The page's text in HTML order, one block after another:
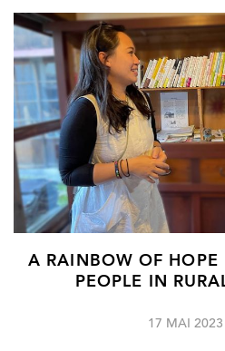
A RAINBOW OF HOPE
PEOPLE IN
17 MAI 2023